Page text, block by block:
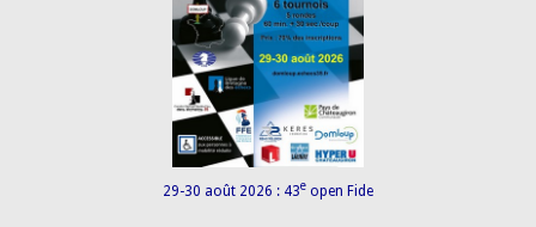
29-30 août 2026 : 43e open Fide